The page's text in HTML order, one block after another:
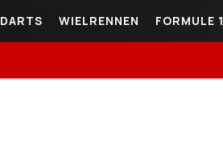
DARTS WIELRENNEN FORMULE 1